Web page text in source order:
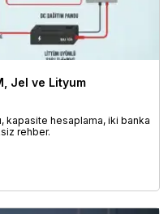
Jel ve Lityum
kapasite hesaplama, iki banka
rehber.